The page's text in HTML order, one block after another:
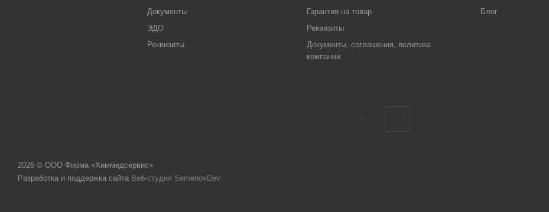
Документы
ЭДО
Реквизиты
Гарантия на товар
Реквизиты
Документы, соглашения, политика
компании
Блог
2026 © ООО Фирма «Химмедсервис»
Разработка и поддержка сайта Веб-студия SemenovDev